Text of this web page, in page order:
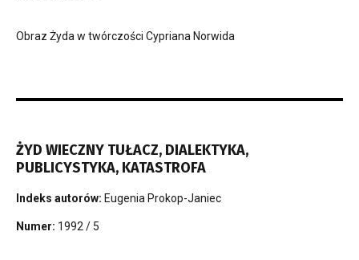
Obraz Żyda w twórczości Cypriana Norwida
ŻYD WIECZNY TUŁACZ, DIALEKTYKA,
PUBLICYSTYKA, KATASTROFA
Indeks autorów: Eugenia Prokop-Janiec
Numer: 1992 / 5